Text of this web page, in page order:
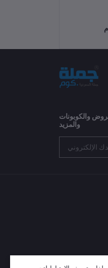
والكوبونات
والمزيد